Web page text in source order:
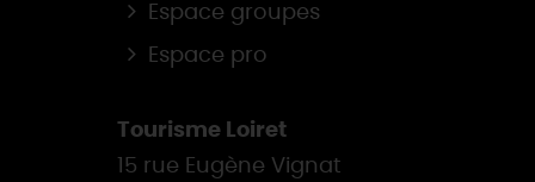
Espace groupes
Espace pro
Tourisme Loiret
15 rue Eugène Vignat